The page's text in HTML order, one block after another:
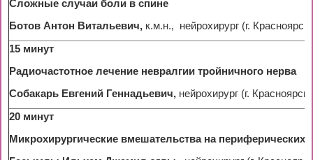
Сложные случаи боли в спине
Ботов Антон Витальевич, к.м.н., нейрохирург (г. Красноярск)
15 минут
Радиочастотное лечение невралгии тройничного нерва
Собакарь Евгений Геннадьевич, нейрохирург (г. Красноярск)
20 минут
Микрохирургические вмешательства на